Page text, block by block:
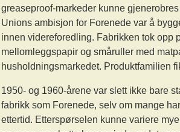
greaseproof-markeder kunne
Unions ambisjon for Forenede var å
innen videreforedling. Fabrikken tok opp
mellomleggspapir og småruller med
husholdningsmarkedet. Produktfamilien
1950- og 1960-årene var slett ikke bare
fabrikk som Forenede, selv om mange
ettertid. Etterspørselen kunne variere